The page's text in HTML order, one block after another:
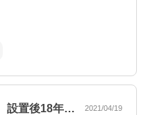
設置後18年… 2021/04/19